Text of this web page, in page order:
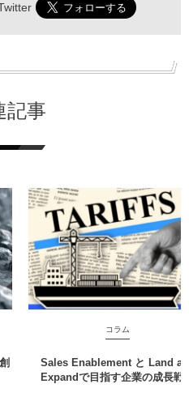
記事
コラム
Sales Enablement と Land
Expandで目指す企業の成長戦